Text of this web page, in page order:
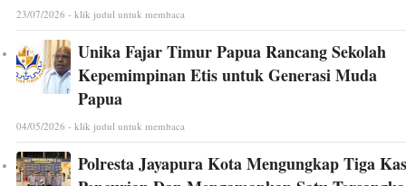
23/07/2026 - klik judul untuk membaca
Unika Fajar Timur Papua Rancang Sekolah
Kepemimpinan Etis untuk Generasi Muda
Papua
04/05/2026 - klik judul untuk membaca
Polresta Jayapura Kota Mengungkap Tiga